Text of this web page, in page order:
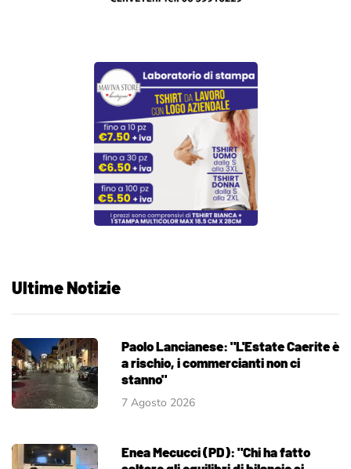
Ultime Notizie
Paolo Lancianese: "L'Estate Caerite è
a rischio, i commercianti non ci
stanno"
7 Agosto 2026
Enea Mecucci (PD): "Chi ha fatto